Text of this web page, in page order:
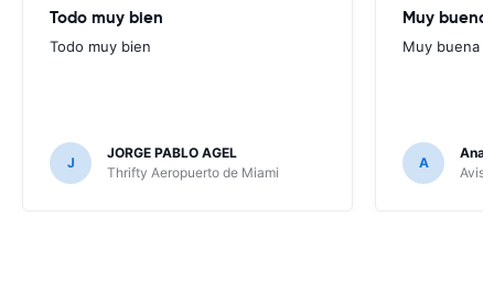
Todo muy bien
Todo muy bien
J
JORGE PABLO AGEL
Thrifty Aeropuerto de Miami
Muy buena
Muy buena
A
Ana
Avis